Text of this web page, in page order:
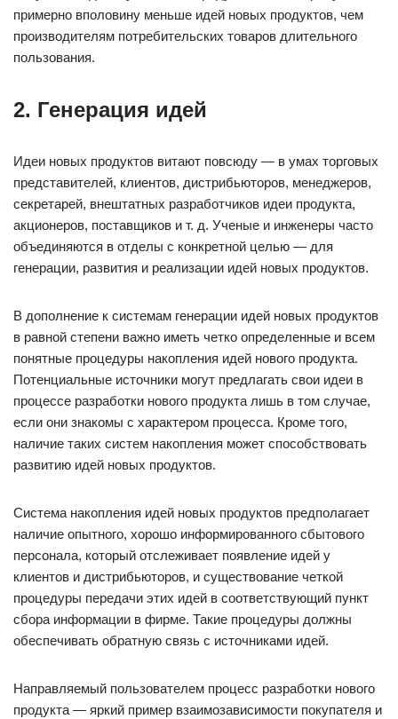
примерно вполовину меньше идей новых продуктов, чем
производителям потребительских товаров длительного
пользования.
2. Генерация идей
Идеи новых продуктов витают повсюду — в умах торговых
представителей, клиентов, дистрибьюторов, менеджеров,
секретарей, внештатных разработчиков идеи продукта,
акционеров, поставщиков и т. д. Ученые и инженеры часто
объединяются в отделы с конкретной целью — для
генерации, развития и реализации идей новых продуктов.
В дополнение к системам генерации идей новых продуктов
в равной степени важно иметь четко определенные и всем
понятные процедуры накопления идей нового продукта.
Потенциальные источники могут предлагать свои идеи в
процессе разработки нового продукта лишь в том случае,
если они знакомы с характером процесса. Кроме того,
наличие таких систем накопления может способствовать
развитию идей новых продуктов.
Система накопления идей новых продуктов предполагает
наличие опытного, хорошо информированного сбытового
персонала, который отслеживает появление идей у
клиентов и дистрибьюторов, и существование четкой
процедуры передачи этих идей в соответствующий пункт
сбора информации в фирме. Такие процедуры должны
обеспечивать обратную связь с источниками идей.
Направляемый пользователем процесс разработки нового
продукта — яркий пример взаимозависимости покупателя и